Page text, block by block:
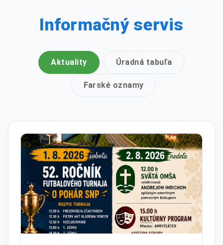
Informačný servis
Aktuality Úradná tabuľa
Farské oznamy